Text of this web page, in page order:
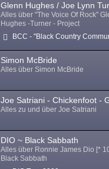
Glenn Hughes / Joe Lynn
Alles über "The Voice Of Rock"
Hughes -Turner - Project
BCC - "Black Country
Simon McBride
Alles über Simon McBride
Joe Satriani - Chickenfoot -
Alles zu und über Joe Satriani
DIO ~ Black Sabbath
Alles über Ronnie James Dio [*
Black Sabbath